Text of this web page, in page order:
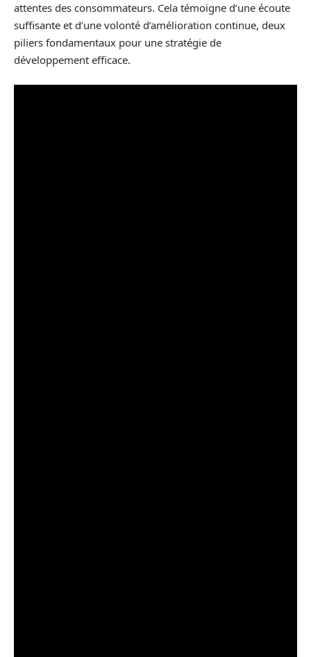
attentes des consommateurs. Cela témoigne d’une écoute
suffisante et d’une volonté d’amélioration continue, deux
piliers fondamentaux pour une stratégie de
développement efficace.